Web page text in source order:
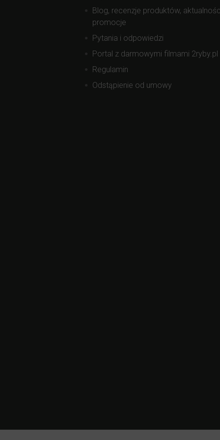
Blog, recenzje produktów,
promocje
Pytania i odpowiedzi
Portal z darmowymi filmami 2ryby.pl
Regulamin
Odstąpienie od umowy